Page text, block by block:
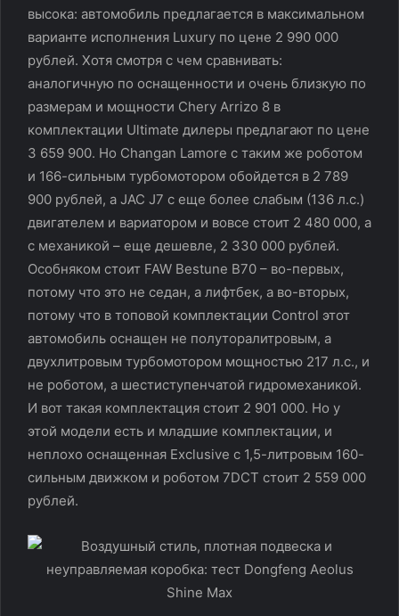
высока: автомобиль предлагается в максимальном
варианте исполнения Luxury по цене 2 990 000
рублей. Хотя смотря с чем сравнивать:
аналогичную по оснащенности и очень близкую по
размерам и мощности Chery Arrizo 8 в
комплектации Ultimate дилеры предлагают по цене
3 659 900. Но Changan Lamore c таким же роботом
и 166-сильным турбомотором обойдется в 2 789
900 рублей, а JAC J7 с еще более слабым (136 л.с.)
двигателем и вариатором и вовсе стоит 2 480 000, а
с механикой – еще дешевле, 2 330 000 рублей.
Особняком стоит FAW Bestune B70 – во-первых,
потому что это не седан, а лифтбек, а во-вторых,
потому что в топовой комплектации Control этот
автомобиль оснащен не полуторалитровым, а
двухлитровым турбомотором мощностью 217 л.с., и
не роботом, а шестиступенчатой гидромеханикой.
И вот такая комплектация стоит 2 901 000. Но у
этой модели есть и младшие комплектации, и
неплохо оснащенная Exclusive с 1,5-литровым 160-
сильным движком и роботом 7DCT стоит 2 559 000
рублей.